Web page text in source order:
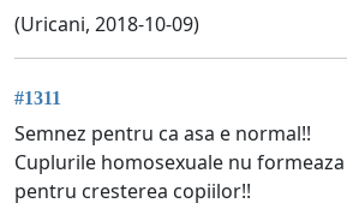
(Uricani, 2018-10-09)
#1311
Semnez pentru ca asa e normal!!
Cuplurile homosexuale nu
pentru cresterea copiilor!!